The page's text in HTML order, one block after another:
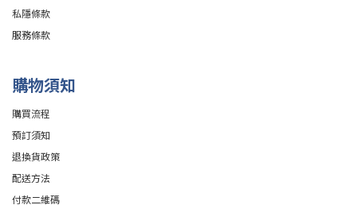
私隱條款
服務條款
購物須知
購買流程
預訂須知
退換貨政策
配送方法
付款二維碼